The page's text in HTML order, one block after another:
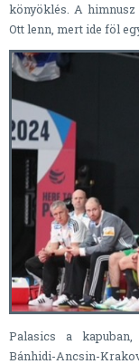
könyöklés. A
Ott lenn, mert ide föl
Palasics a kapuban,
Bánhidi-Ancsin-